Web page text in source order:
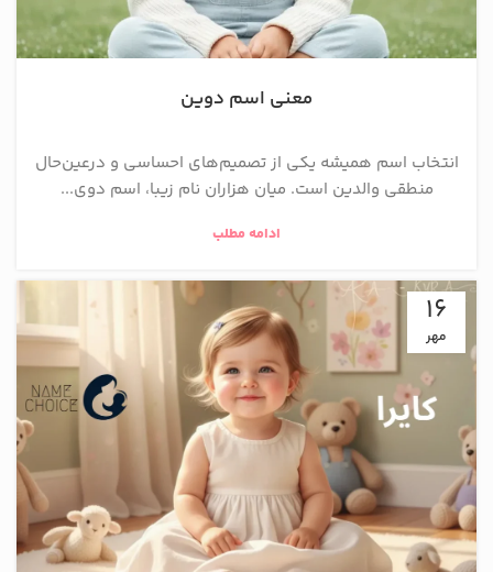
معنی اسم دوین
انتخاب اسم همیشه یکی از تصمیم‌های احساسی و درعین‌حال
منطقی والدین است. میان هزاران نام زیبا، اسم دوی...
ادامه مطلب
16
مهر